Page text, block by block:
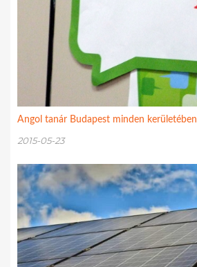
Angol tanár Budapest minden kerületében
2015-05-23